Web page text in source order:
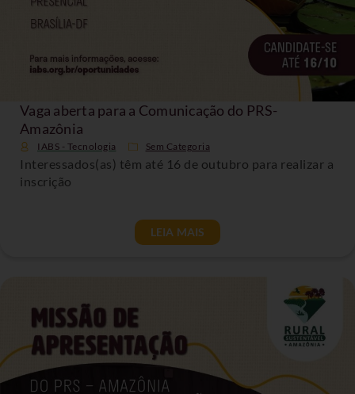
Vaga aberta para a Comunicação do PRS-
Amazônia
IABS - Tecnologia Sem Categoria
Interessados(as) têm até 16 de outubro para realizar a
inscrição
LEIA MAIS